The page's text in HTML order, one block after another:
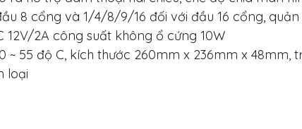
8 cổng và 1/4/8/9/16 đối với đầu 16 cổng, quản
12V/2A công suất không ổ cứng 10W
~ 55 độ C, kích thước 260mm x 236mm x 48mm,
loại